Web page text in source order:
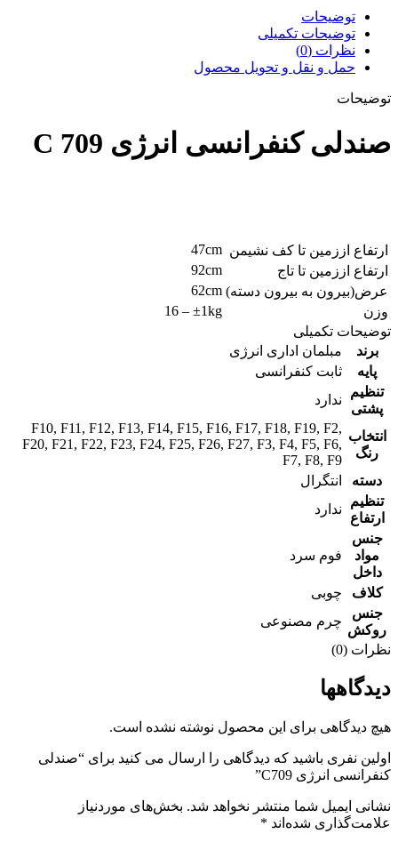
توضیحات
توضیحات تکمیلی
نظرات (0)
حمل و نقل و تحویل محصول
توضیحات
صندلی کنفرانسی انرژی C 709
ارتفاع اززمین تا کف نشیمن 47cm
ارتفاع اززمین تا تاج
92cm
عرض(بیرون به بیرون دسته) 62cm
وزن
16 – ±1kg
توضیحات تکمیلی
برند
مبلمان اداری انرژی
پایه
ثابت کنفرانسی
تنظیم
پشتی
ندارد
انتخاب
رنگ
F10, F11 , F12, F13, F14, F15, F16, F17, F18, F19, F2,
F20, F21 , F22, F23, F24, F25, F26, F27, F3, F4, F5, F6,
F7, F8, F9
دسته
انتگرال
تنظیم
ارتفاع
ندارد
جنس
مواد
داخل
فوم سرد
کلاف
چوبی
جنس
روکش
چرم مصنوعی
نظرات (0)
دیدگاهها
هیچ دیدگاهی برای این محصول نوشته نشده است.
اولین نفری باشید که دیدگاهی را ارسال می کنید برای “صندلی
کنفرانسی انرژی C709”
نشانی ایمیل شما منتشر نخواهد شد. بخش‌های موردنیاز
علامت‌گذاری شده‌اند *